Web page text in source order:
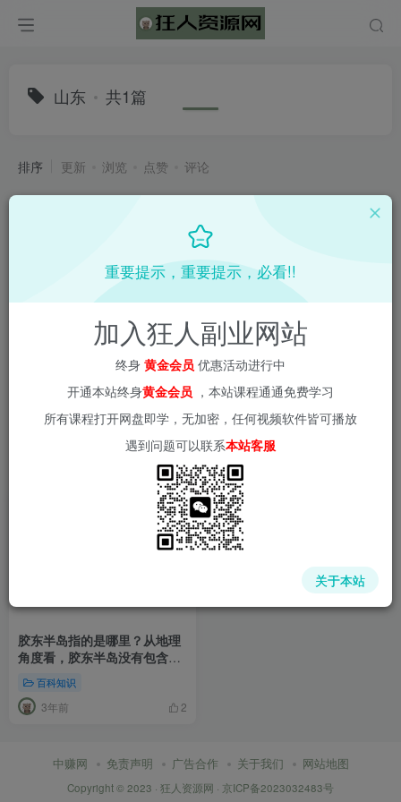
山东 共1篇
排序 更新 浏览 点赞 评论
胶东半岛指的是哪里？从地理
角度看，胶东半岛没有包含山
东青岛全域
百科知识
3年前 2
中赚网 免责声明 广告合作 关于我们 网站地图
Copyright © 2023 · 狂人资源网 · 京ICP备2023032483号
重要提示，重要提示，必看!!
加入狂人副业网站
终身 黄金会员 优惠活动进行中
开通本站终身黄金会员 ，本站课程通通免费学习
所有课程打开网盘即学，无加密，任何视频软件皆可播放
遇到问题可以联系本站客服
关于本站